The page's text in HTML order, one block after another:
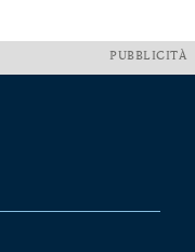
PUBBLICITÀ